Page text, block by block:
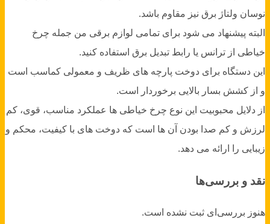
نوسان ولتاژ برق نیز مقاوم باشد.
البته پیشنهاد می شود برای تمامی لوازم برقی من جمله چرخ
خیاطی از ترانس یا رابط تبدیل برق استفاده کنید.
این دستگاه برای دوخت پارچه های ظریف و معمولی کماسب است
و از کشش بسار بالایی برخوردار است.
از دلایل محبوبیت این نوع چرخ خیاطی ها عملکرد مناسب، قوی، کم
لرزش و کم صدا بودن آن ها است که دوخت های با کیفیت، محکم و
زیبایی را ارائه می دهد.
نقد و بررسی‌ها
هنوز بررسی‌ای ثبت نشده است.